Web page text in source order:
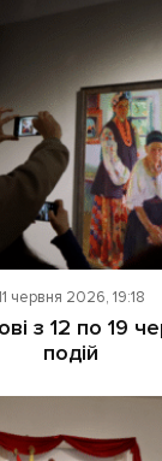
червня 2026, 19:18
з 12 по 19
подій